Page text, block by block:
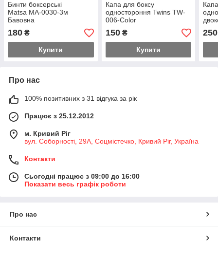
Бинти боксерські
Matsa MA-0030-3м
Бавовна
180 ₴
Купити
Капа для боксу
одностороння Twins TW-
006-Color
150₴
Купити
BO-
250
Про нас
100% позитивних з 31 відгука за рік
Працює з 25.12.2012
м. Кривий Ріг
вул. Соборності, 29А, Соцмістечко, Кривий Ріг, Україна
Контакти
Сьогодні працює з 09:00 до 16:00
Показати весь графік роботи
Про нас
Контакти